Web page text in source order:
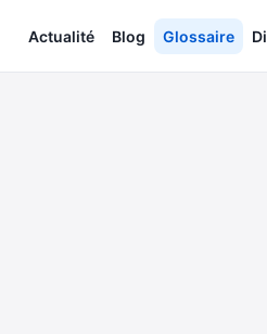
Actualité Blog Glossaire